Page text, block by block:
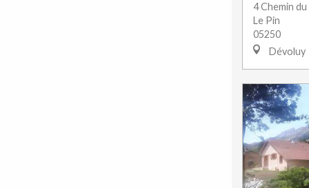
4 Chemin du
Le Pin
05250
Dévoluy